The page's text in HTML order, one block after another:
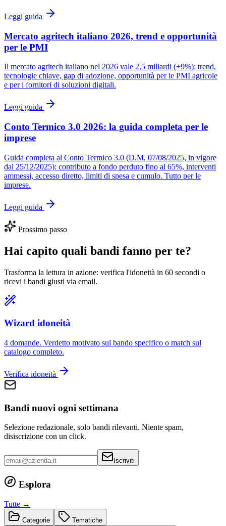
Leggi guida
Mercato agritech italiano 2026, trend e opportunità
per le PMI
Il mercato agritech italiano nel 2026 vale 2,5 miliardi (+9%): trend,
tecnologie chiave, gap di adozione, opportunità per le PMI agricole
e per i fornitori di soluzioni digitali.
Leggi guida
Conto Termico 3.0 2026: la guida completa per le
imprese
Guida completa al Conto Termico 3.0 (D.M. 07/08/2025, in vigore
dal 25/12/2025): contributo a fondo perduto fino al 65%, interventi
ammessi, accesso diretto, limiti di spesa e cumulo. Tutto per le
imprese.
Leggi guida
Prossimo passo
Hai capito quali bandi fanno per te?
Trasforma la lettura in azione: verifica l'idoneità in 60 secondi o
ricevi i bandi giusti via email.
Wizard idoneità
4 domande. Verdetto motivato sul bando specifico o match sul
catalogo completo.
Verifica idoneità
Bandi nuovi ogni settimana
Selezione redazionale, solo bandi rilevanti. Niente spam,
disiscrizione con un click.
Iscriviti
Esplora
Tutte →
Categorie
Tematiche